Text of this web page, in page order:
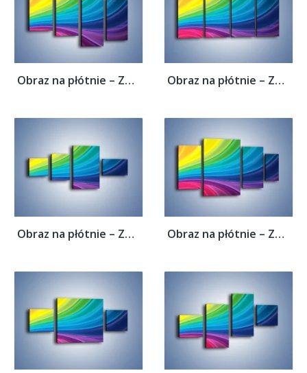
Obraz na płótnie – Zachowane kolory tęczy... Obraz na płótnie – Zachowane kolory tęczy...
Obraz na płótnie – Zachowane kolory tęczy... Obraz na płótnie – Zachowane kolory tęczy...